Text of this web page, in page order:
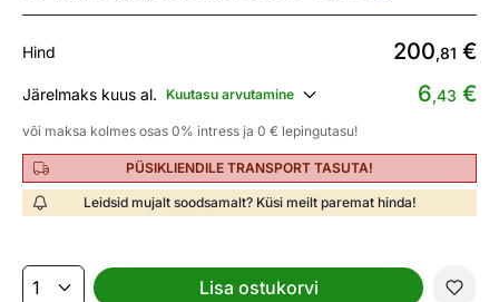
Hind 200,81 €
Järelmaks kuus al. Kuutasu arvutamine 6,43 €
või maksa kolmes osas 0% intress ja 0 € lepingutasu!
PÜSIKLIENDILE TRANSPORT TASUTA!
Leidsid mujalt soodsamalt? Küsi meilt paremat hinda!
Lisa ostukorvi